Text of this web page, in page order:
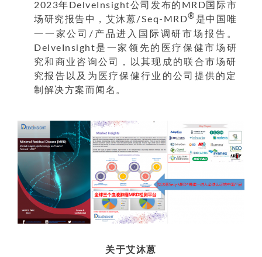
2023年DelveInsight公司发布的MRD国际市
场研究报告中，艾沐蒽/Seq-MRD® 是中国唯
一一家公司/产品进入国际调研市场报告。
DelveInsight是一家领先的医疗保健市场研
究和商业咨询公司，以其现成的联合市场研
究报告以及为医疗保健行业的公司提供的定
制解决方案而闻名。
关于艾沐蒽